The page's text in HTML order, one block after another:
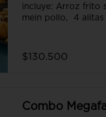
incluye: Arroz frito
mein pollo,  4 alitas
$130.500
Combo